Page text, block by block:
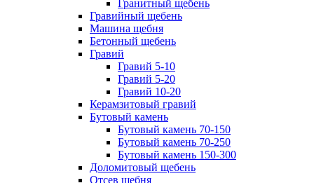
Гранитный щебень
Гравийный щебень
Машина щебня
Бетонный щебень
Гравий
Гравий 5-10
Гравий 5-20
Гравий 10-20
Керамзитовый гравий
Бутовый камень
Бутовый камень 70-150
Бутовый камень 70-250
Бутовый камень 150-300
Доломитовый щебень
Отсев щебня